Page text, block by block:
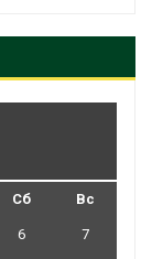
Сб Вс
6 7